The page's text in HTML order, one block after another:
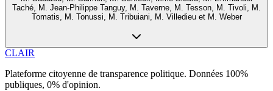
Taché, M. Jean-Philippe Tanguy, M. Taverne, M. Tesson, M. Tivoli, M.
Tomatis, M. Tonussi, M. Tribuiani, M. Villedieu et M. Weber
CLAIR
Plateforme citoyenne de transparence politique. Données 100%
publiques, 0% d'opinion.